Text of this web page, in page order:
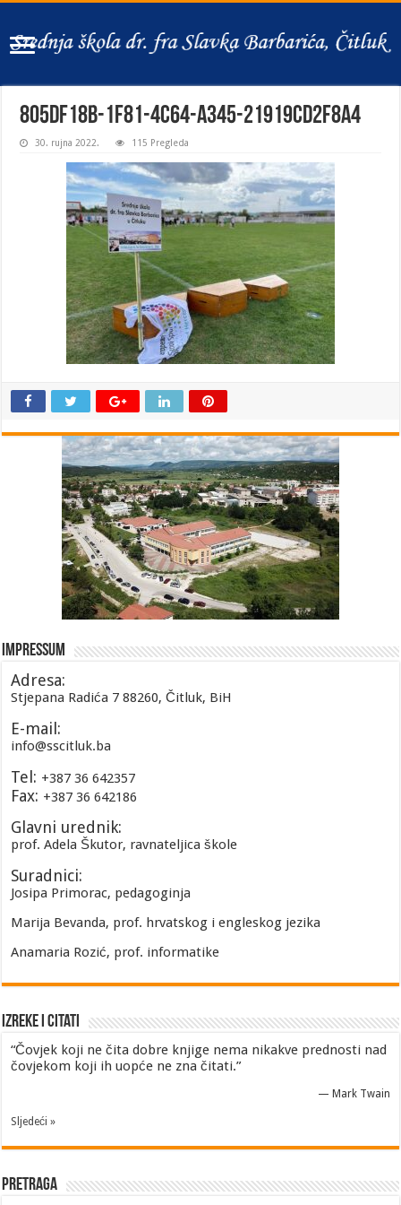
805df18b-1f81-4c64-a345-21919cd2f8a4
30. rujna 2022. 115 Pregleda
Impressum
Adresa:
Stjepana Radića 7 88260, Čitluk, BiH
E-mail:
info@sscitluk.ba
Tel: +387 36 642357
Fax: +387 36 642186
Glavni urednik:
prof. Adela Škutor, ravnateljica škole
Suradnici:
Josipa Primorac, pedagoginja
Marija Bevanda, prof. hrvatskog i engleskog jezika
Anamaria Rozić, prof. informatike
Izreke i Citati
“Čovjek koji ne čita dobre knjige nema nikakve prednosti nad
čovjekom koji ih uopće ne zna čitati.”
— Mark Twain
Sljedeći »
Pretraga